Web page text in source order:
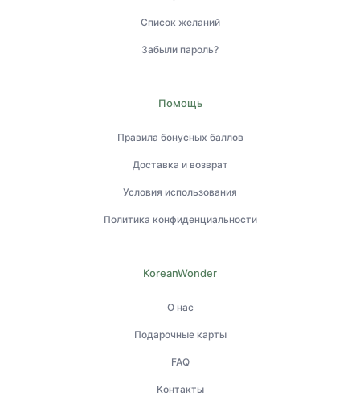
Список желаний
Забыли пароль?
Помощь
Правила бонусных баллов
Доставка и возврат
Условия использования
Политика конфиденциальности
KoreanWonder
О нас
Подарочные карты
FAQ
Контакты